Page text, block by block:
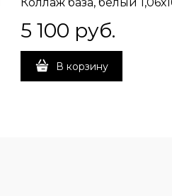
С1) свободная стыковка /
встречная стыковка
5 100 руб.
В корзину